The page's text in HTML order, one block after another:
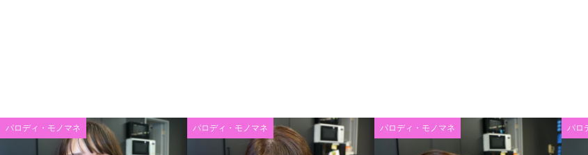
パロディ・モノマネ パロディ・モノマネ パロディ・モノマネ パロ